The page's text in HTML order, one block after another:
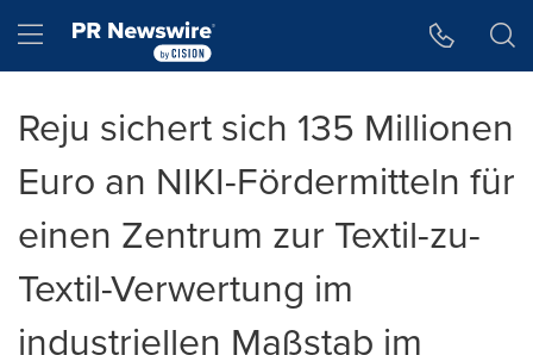
Hamburger menu
Reju sichert sich 135 Millionen
Euro an NIKI-Fördermitteln für
einen Zentrum zur Textil-zu-
Textil-Verwertung im
industriellen Maßstab im